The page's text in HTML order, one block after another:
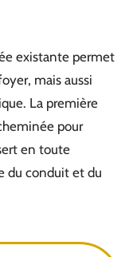
existante permet
mais aussi
La première
pour
en toute
du conduit et du